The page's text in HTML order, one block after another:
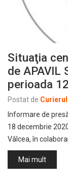
Situaţia
de APAVIL
perioada
Postat de
Informare de
18 decembrie
Vâlcea, în
Mai mult